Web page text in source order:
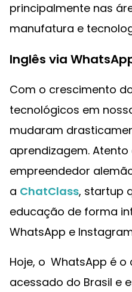
principalmente nas
manufatura e
Inglês via
Com o crescimento
tecnológicos em
mudaram
aprendizagem.
empreendedor
a ChatClass, startup
educação de forma
WhatsApp e
Hoje, o WhatsApp é o
acessado do Brasil e